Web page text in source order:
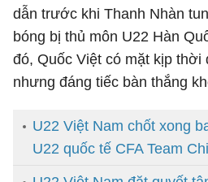
dẫn trước khi Thanh Nhàn
bóng bị thủ môn U22 Hàn
đó, Quốc Việt có mặt kịp thời
nhưng đáng tiếc bàn thắng
U22 Việt Nam chốt xong
U22 quốc tế CFA Team